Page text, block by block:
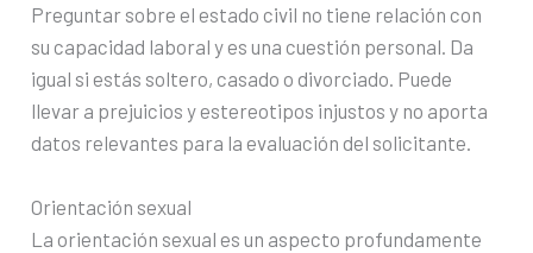
Preguntar sobre el estado civil no tiene relación con
su capacidad laboral y es una cuestión personal. Da
igual si estás soltero, casado o divorciado. Puede
llevar a prejuicios y estereotipos injustos y no aporta
datos relevantes para la evaluación del solicitante.
Orientación sexual
La orientación sexual es un aspecto profundamente